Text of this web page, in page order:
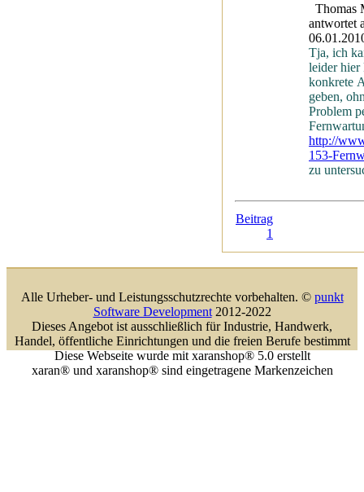
Thomas
antwortet
Tja, ich
leider hier
konkrete
geben,
Problem
http://
153-
zu
Beitrag
1
Alle Urheber- und Leistungsschutzrechte vorbehalten. © punkt
Software Development2012-2022
Dieses Angebot ist ausschließlich für Industrie, Handwerk,
Handel, öffentliche Einrichtungen und die freien Berufe bestimmt
Diese Webseite wurde mit xaranshop® 5.0 erstellt
xaran® und xaranshop® sind eingetragene Markenzeichen